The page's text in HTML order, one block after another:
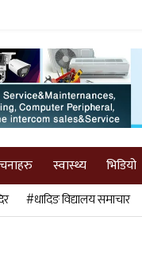
स्वास्थ्य भिडियो
#धादिङ विद्यालय समाचार